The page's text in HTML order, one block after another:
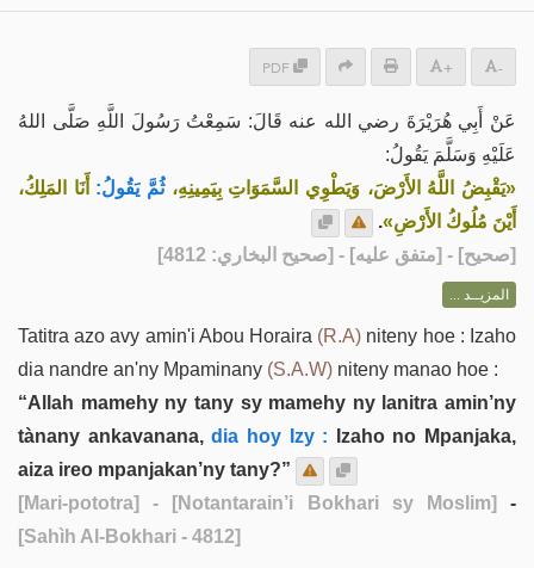
PDF + -
عَنْ أَبِي هُرَيْرَةَ رضي الله عنه قَالَ: سَمِعْتُ رَسُولَ اللَّهِ صَلَّى اللهُ
عَلَيْهِ وَسَلَّمَ يَقُولُ:
«يَقْبِضُ اللَّهُ الأَرْضَ، وَيَطْوِي السَّمَوَاتِ بِيَمِينِهِ، ثُمَّ يَقُولُ: أَنَا المَلِكُ،
أَيْنَ مُلُوكُ الأَرْضِ».
[صحيح] - [متفق عليه] - [صحيح البخاري: 4812]
المزيــد ...
Tatitra azo avy amin'i Abou Horaira (R.A) niteny hoe : Izaho
dia nandre an'ny Mpaminany (S.A.W) niteny manao hoe :
“Allah mamehy ny tany sy mamehy ny lanitra amin’ny
tànany ankavanana,dia hoy Izy : Izaho no Mpanjaka,
aiza ireo mpanjakan’ny tany?”
[Mari-pototra]
- [Notantarain’i Bokhari sy Moslim]
-
[Sahìh Al-Bokhari - 4812]